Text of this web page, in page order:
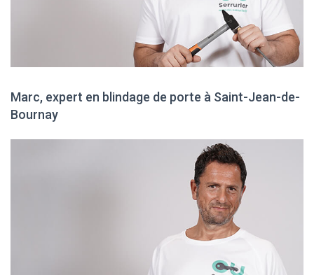
Marc, expert en blindage de porte à Saint-Jean-de-
Bournay